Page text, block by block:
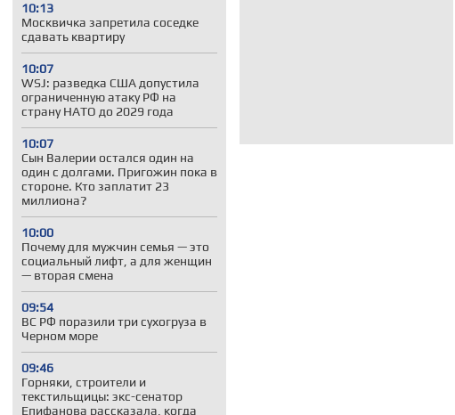
10:13
Москвичка запретила соседке
сдавать квартиру
10:07
WSJ: разведка США допустила
ограниченную атаку РФ на
страну НАТО до 2029 года
10:07
Сын Валерии остался один на
один с долгами. Пригожин пока в
стороне. Кто заплатит 23
миллиона?
10:00
Почему для мужчин семья — это
социальный лифт, а для женщин
— вторая смена
09:54
ВС РФ поразили три сухогруза в
Черном море
09:46
Горняки, строители и
текстильщицы: экс-сенатор
Епифанова рассказала, когда